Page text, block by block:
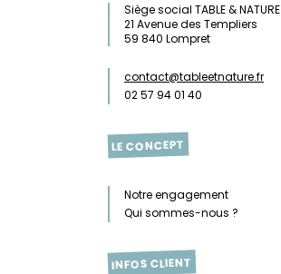
Siège social TABLE & NATURE
21 Avenue des Templiers
59 840 Lompret
contact@tableetnature.fr
02 57 94 01 40
LE CONCEPT
Notre engagement
Qui sommes-nous ?
INFOS CLIENT